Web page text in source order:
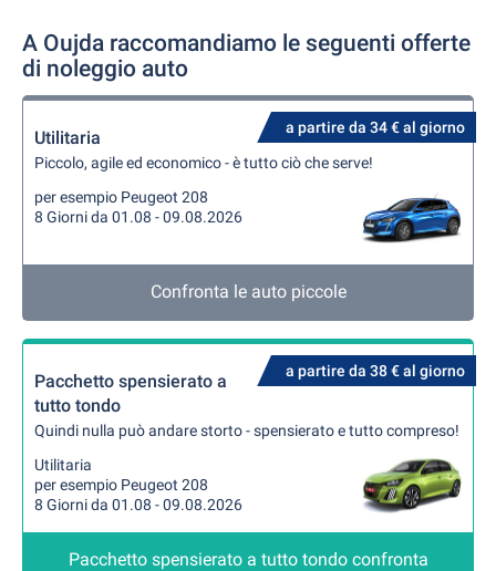
A Oujda raccomandiamo le seguenti offerte
di noleggio auto
a partire da 34 € al giorno
Utilitaria
Piccolo, agile ed economico - è tutto ciò che serve!
per esempio Peugeot 208
8 Giorni da 01.08 - 09.08.2026
Confronta le auto piccole
a partire da 38 € al giorno
Pacchetto spensierato a
tutto tondo
Quindi nulla può andare storto - spensierato e tutto compreso!
Utilitaria
per esempio Peugeot 208
8 Giorni da 01.08 - 09.08.2026
Pacchetto spensierato a tutto tondo confronta